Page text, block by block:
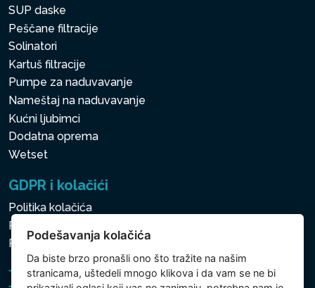
SUP daske
Peščane filtracije
Solinatori
Kartuš filtracije
Pumpe za naduvavanje
Nameštaj na naduvavanje
Kućni ljubimci
Dodatna oprema
Wetset
GDPR i kolačići
Politika kolačića
Politika zaštite ličnih i drugih obrađivanih podataka
Politika kolačića
Podešavanja kolačića
Da biste brzo pronašli ono što tražite na našim
stranicama, uštedeli mnogo klikova i da vam se ne bi